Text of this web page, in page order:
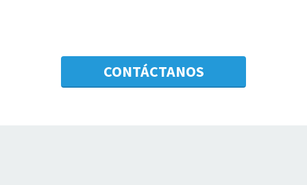
CONTÁCTANOS